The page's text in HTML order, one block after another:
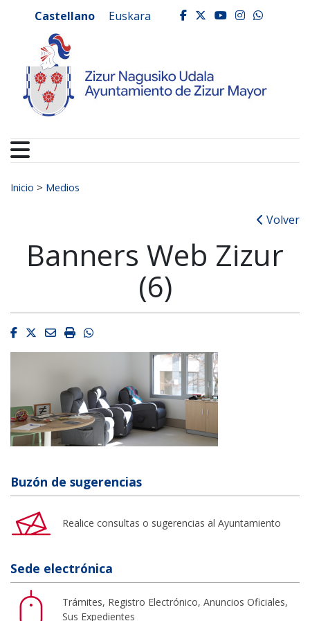
Ayuntamiento de
Castellano Euskara facebook
twitter
youtube
Buscar:
Inicio > Medios
Volver
Banners Web Zizur
(6)
Facebook
Twitter
EmailImprimirWhatsapp
Buzón de sugerencias
Realice consultas o sugerencias al Ayuntamiento
Sede electrónica
Trámites, Registro Electrónico, Anuncios Oficiales,
Sus Expedientes